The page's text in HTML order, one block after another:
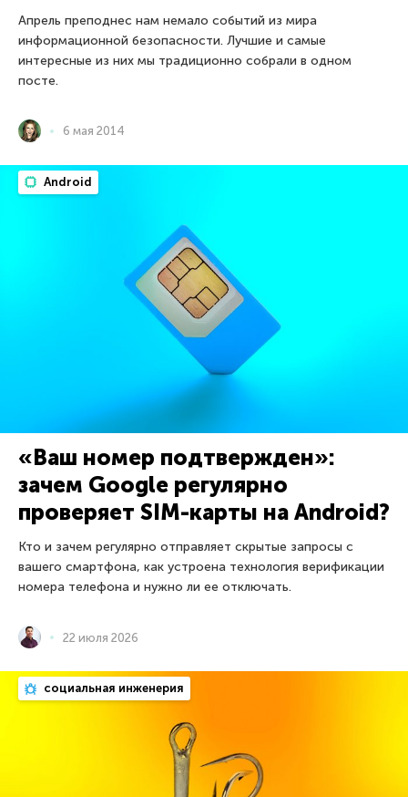
Апрель преподнес нам немало событий из мира
информационной безопасности. Лучшие и самые
интересные из них мы традиционно собрали в одном
посте.
6 мая 2014
Android
«Ваш номер подтвержден»:
зачем Google регулярно
проверяет SIM-карты на Android?
Кто и зачем регулярно отправляет скрытые запросы с
вашего смартфона, как устроена технология верификации
номера телефона и нужно ли ее отключать.
22 июля 2026
социальная инженерия